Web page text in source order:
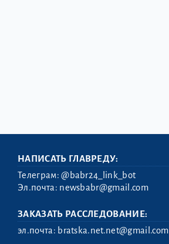
НАПИСАТЬ ГЛАВРЕДУ:
Телеграм:@babr24_link_bot
Эл.почта: newsbabr@gmail.com
ЗАКАЗАТЬ РАССЛЕДОВАНИЕ:
эл.почта: bratska.net.net@gmail.com